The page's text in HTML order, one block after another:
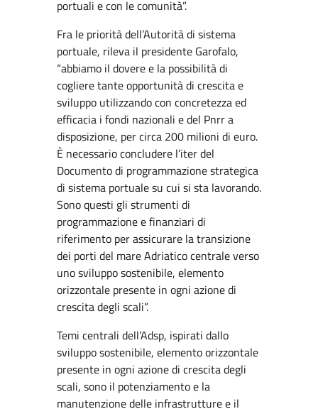
portuali e con le comunità”.
Fra le priorità dell’Autorità di sistema
portuale, rileva il presidente Garofalo,
“abbiamo il dovere e la possibilità di
cogliere tante opportunità di crescita e
sviluppo utilizzando con concretezza ed
efficacia i fondi nazionali e del Pnrr a
disposizione, per circa 200 milioni di euro.
È necessario concludere l’iter del
Documento di programmazione strategica
di sistema portuale su cui si sta lavorando.
Sono questi gli strumenti di
programmazione e finanziari di
riferimento per assicurare la transizione
dei porti del mare Adriatico centrale verso
uno sviluppo sostenibile, elemento
orizzontale presente in ogni azione di
crescita degli scali”.
Temi centrali dell’Adsp, ispirati dallo
sviluppo sostenibile, elemento orizzontale
presente in ogni azione di crescita degli
scali, sono il potenziamento e la
manutenzione delle infrastrutture e il